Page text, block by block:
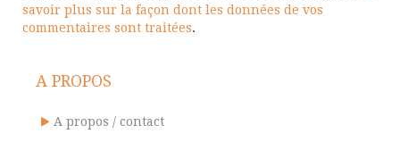
savoir plus sur la façon dont les données de vos
commentaires sont traitées.
A PROPOS
A propos / contact